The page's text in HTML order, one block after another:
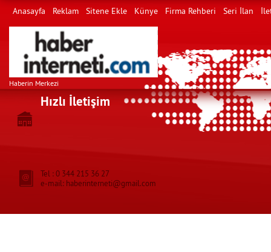
Anasayfa Reklam Sitene Ekle Künye Firma Rehberi Seri İlan
Haberin Merkezi
Hızlı İletişim
Tel : 0 344 215 36 27
e-mail: haberinterneti@gmail.com